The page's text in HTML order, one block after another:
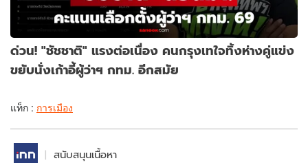
ด่วน! "ชัชชาติ" แรงต่อเนื่อง คนกรุงเทใจทิ้งห่างคู่แข่ง
ขยับนั่งเก้าอี้ผู้ว่าฯ กทม. อีกสมัย
แท็ก : การเมือง
สนับสนุนเนื้อหา